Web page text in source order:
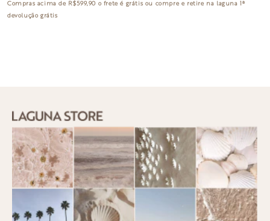
Compras acima de R$599,90 o frete é grátis ou compre e retire na laguna1ª
devolução grátis